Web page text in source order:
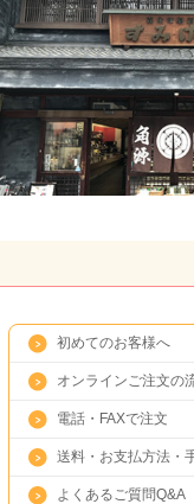
初めてのお客様へ
オンラインご注文の
電話・FAXで注文
送料・お支払方法・
よくあるご質問Q&A